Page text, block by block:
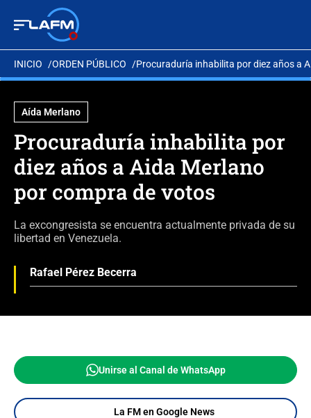
INICIO ORDEN PÚBLICO Procuraduría inhabilita por diez años a
Aída Merlano
Procuraduría inhabilita por
diez años a Aida Merlano
por compra de votos
La excongresista se encuentra actualmente privada de su
libertad en Venezuela.
Rafael Pérez Becerra
Unirse al Canal de WhatsApp
La FM en Google News